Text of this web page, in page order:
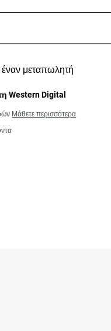
έναν μεταπωλητή
Western Digital
Μάθετε περισσότερα